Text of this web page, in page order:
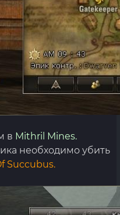
в Mithril Mines.
необходимо убить
Succubus.